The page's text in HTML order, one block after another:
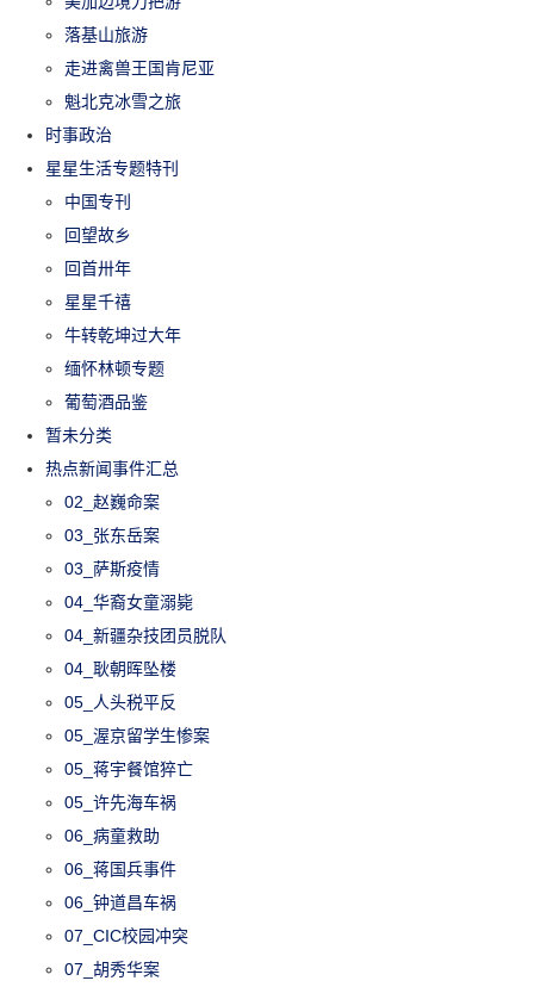
落基山旅游
走进禽兽王国肯尼亚
魁北克冰雪之旅
时事政治
星星生活专题特刊
中国专刊
回望故乡
回首卅年
星星千禧
牛转乾坤过大年
缅怀林顿专题
葡萄酒品鉴
暂未分类
热点新闻事件汇总
02_赵巍命案
03_张东岳案
03_萨斯疫情
04_华裔女童溺毙
04_新疆杂技团员脱队
04_耿朝晖坠楼
05_人头税平反
05_渥京留学生惨案
05_蒋宇餐馆猝亡
05_许先海车祸
06_病童救助
06_蒋国兵事件
06_钟道昌车祸
07_CIC校园冲突
07_胡秀华案